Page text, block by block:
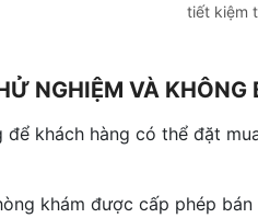
tiết kiệm
NGHIỆM VÀ KHÔNG
khách hàng có thể đặt
khám được cấp phép